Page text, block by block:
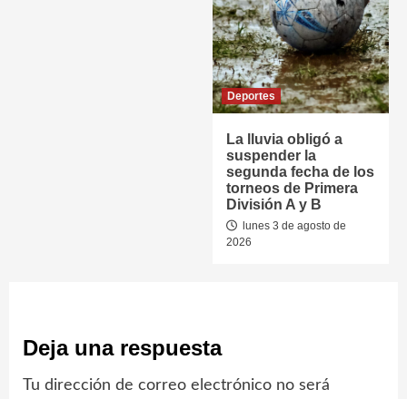
Deportes
La lluvia obligó a
suspender la
segunda fecha de los
torneos de Primera
División A y B
lunes 3 de agosto de
2026
Deja una respuesta
Tu dirección de correo electrónico no será